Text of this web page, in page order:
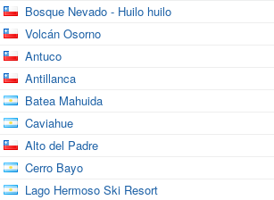
Bosque Nevado - Huilo huilo
Volcán Osorno
Antuco
Antillanca
Batea Mahuida
Caviahue
Alto del Padre
Cerro Bayo
Lago Hermoso Ski Resort